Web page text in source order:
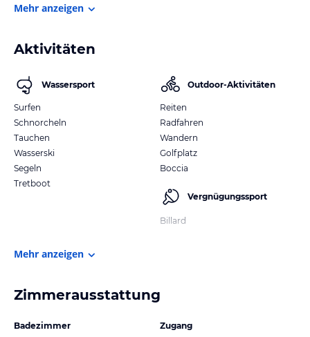
Mehr anzeigen
Aktivitäten
Wassersport
Surfen
Schnorcheln
Tauchen
Wasserski
Segeln
Tretboot
Outdoor-Aktivitäten
Reiten
Radfahren
Wandern
Golfplatz
Boccia
Vergnügungssport
Billard
Mehr anzeigen
Zimmerausstattung
Badezimmer
Zugang